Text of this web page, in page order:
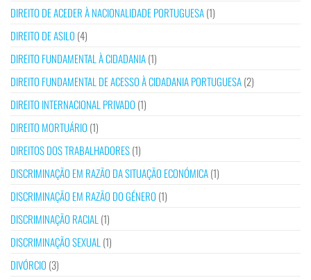
DIREITO DE ACEDER À NACIONALIDADE PORTUGUESA(1)
DIREITO DE ASILO (4)
DIREITO FUNDAMENTAL À CIDADANIA(1)
DIREITO FUNDAMENTAL DE ACESSO À CIDADANIA PORTUGUESA(2)
DIREITO INTERNACIONAL PRIVADO (1)
DIREITO MORTUÁRIO (1)
DIREITOS DOS TRABALHADORES(1)
DISCRIMINAÇÃO EM RAZÃO DA SITUAÇÃO ECONÓMICA(1)
DISCRIMINAÇÃO EM RAZÃO DO GÉNERO (1)
DISCRIMINAÇÃO RACIAL (1)
DISCRIMINAÇÃO SEXUAL (1)
DIVÓRCIO (3)